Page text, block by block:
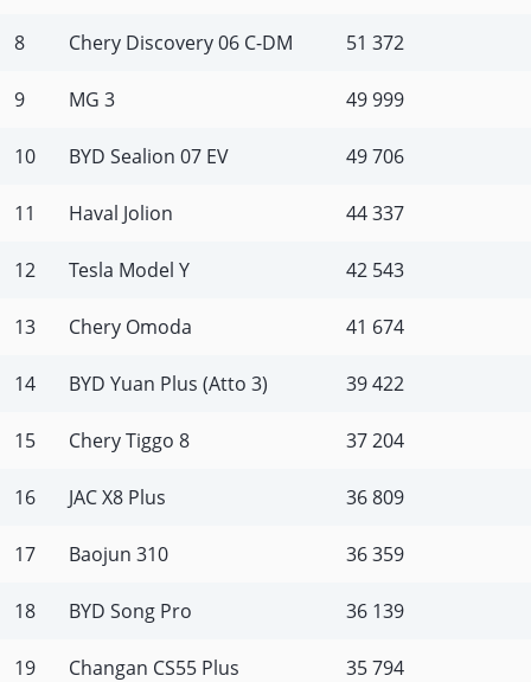
8 Chery Discovery 06 C-DM 51 372
9 MG 3 49 999
10 BYD Sealion 07 EV 49 706
11 Haval Jolion 44 337
12 Tesla Model Y 42 543
13 Chery Omoda 41 674
14 BYD Yuan Plus (Atto 3) 39 422
15 Chery Tiggo 8 37 204
16 JAC X8 Plus 36 809
17 Baojun 310 36 359
18 BYD Song Pro 36 139
19 Changan CS55 Plus 35 794